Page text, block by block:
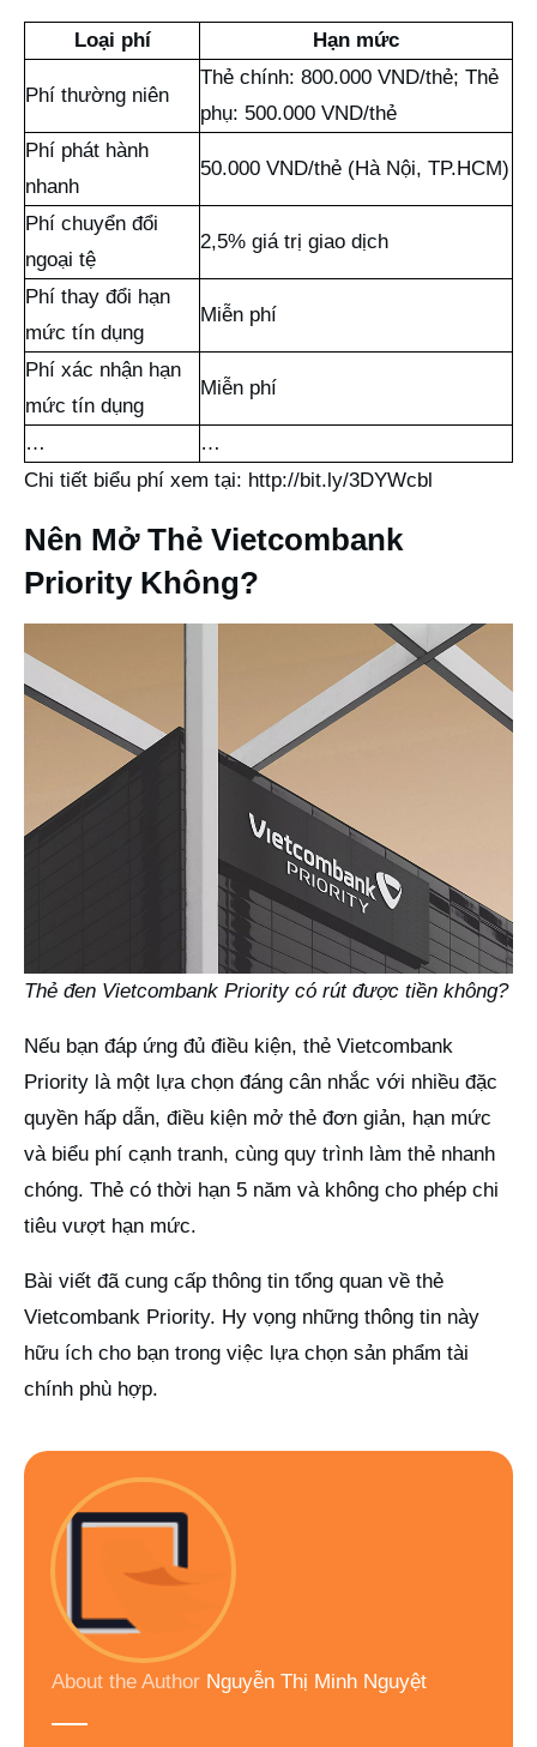
Loại phí Hạn mức
Phí thường niên
Thẻ chính: 800.000 VND/thẻ; Thẻ
phụ: 500.000 VND/thẻ
Phí phát hành
nhanh
50.000 VND/thẻ (Hà Nội, TP.HCM)
Phí chuyển đổi
ngoại tệ
2,5% giá trị giao dịch
Phí thay đổi hạn
mức tín dụng
Miễn phí
Phí xác nhận hạn
mức tín dụng
Miễn phí
…
…
Chi tiết biểu phí xem tại: http://bit.ly/3DYWcbl
Nên Mở Thẻ Vietcombank
Priority Không?
Thẻ đen Vietcombank Priority có rút được tiền không?
Nếu bạn đáp ứng đủ điều kiện, thẻ Vietcombank
Priority là một lựa chọn đáng cân nhắc với nhiều đặc
quyền hấp dẫn, điều kiện mở thẻ đơn giản, hạn mức
và biểu phí cạnh tranh, cùng quy trình làm thẻ nhanh
chóng. Thẻ có thời hạn 5 năm và không cho phép chi
tiêu vượt hạn mức.
Bài viết đã cung cấp thông tin tổng quan về thẻ
Vietcombank Priority. Hy vọng những thông tin này
hữu ích cho bạn trong việc lựa chọn sản phẩm tài
chính phù hợp.
About the Author Nguyễn Thị Minh Nguyệt